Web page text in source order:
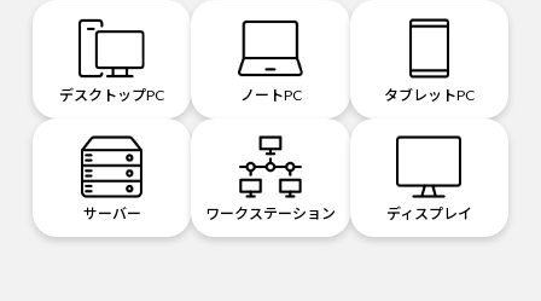
デスクトップPC ノートPC タブレットPC
サーバー ワークステーション ディスプレイ